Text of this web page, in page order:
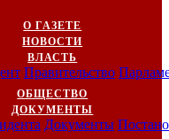
О ГАЗЕТЕ
НОВОСТИ
ВЛАСТЬ
Правительство
ОБЩЕСТВО
ДОКУМЕНТЫ
Документы